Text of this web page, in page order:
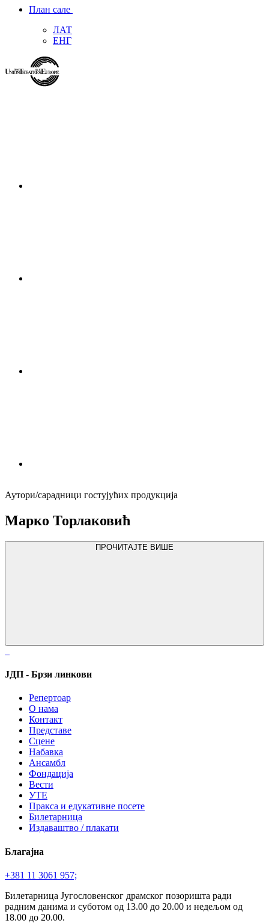
План сале
ЛАТ
ЕНГ
Аутори/сарадници гостујућих продукција
Марко Торлаковић
ПРОЧИТАЈТЕ ВИШЕ
ЈДП - Брзи линкови
Репертоар
О нама
Контакт
Представе
Сцене
Набавка
Ансамбл
Фондација
Вести
УТЕ
Пракса и едукативне посете
Билетарница
Издаваштво / плакати
Благајна
+381 11 3061 957;
Билетарница Југословенског драмског позоришта ради
радним данима и суботом од 13.00 до 20.00 и недељом од
18.00 до 20.00.